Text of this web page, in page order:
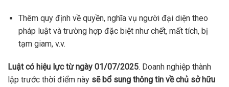
Thêm quy định về quyền, nghĩa vụ người đại diện theo
pháp luật và trường hợp đặc biệt như chết, mất tích, bị
tạm giam, v.v.
Luật có hiệu lực từ ngày 01/07/2025. Doanh nghiệp thành
lập trước thời điểm này sẽ bổ sung thông tin về chủ sở hữu